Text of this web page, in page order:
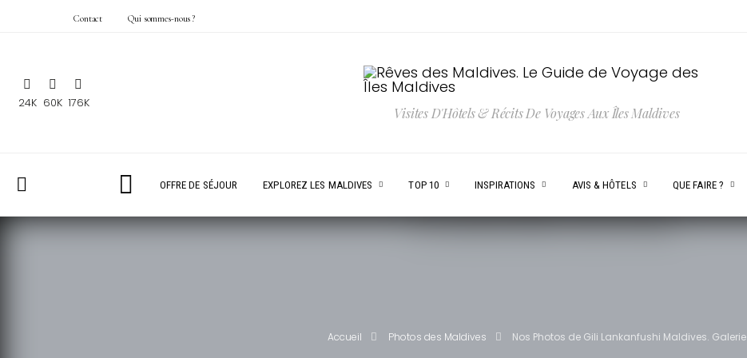
Contact Qui sommes-nous ?
24K 60K 176K
Visites D'Hôtels & Récits De Voyages Aux Îles Maldives
OFFRE DE SÉJOUR EXPLOREZ LES MALDIVES TOP 10 INSPIRATIONS AVIS & HÔTELS QUE FAIRE ?
Accueil Photos des Maldives Nos Photos de Gili Lankanfushi Maldives. Galerie